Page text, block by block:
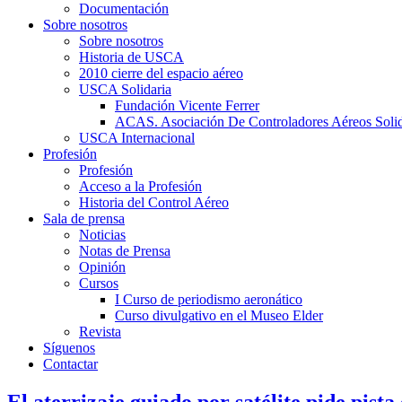
Documentación
Sobre nosotros
Sobre nosotros
Historia de USCA
2010 cierre del espacio aéreo
USCA Solidaria
Fundación Vicente Ferrer
ACAS. Asociación De Controladores Aéreos
USCA Internacional
Profesión
Profesión
Acceso a la Profesión
Historia del Control Aéreo
Sala de prensa
Noticias
Notas de Prensa
Opinión
Cursos
I Curso de periodismo aeronático
Curso divulgativo en el Museo Elder
Revista
Síguenos
Contactar